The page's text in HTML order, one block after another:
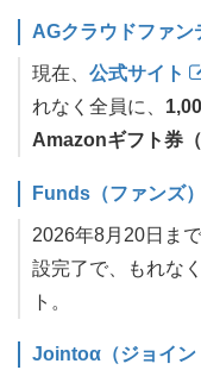
AGクラウドファン
現在、 公式サイト
れなく全員に、
Amazonギフト券
Funds（ファンズ）
2026年8月20日まで
設完了で、もれな
ト。
Jointoα（ジョイン